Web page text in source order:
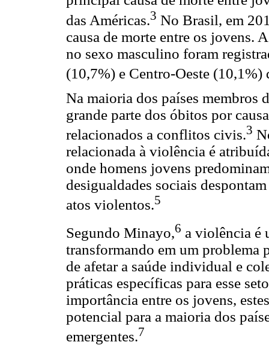
das Américas.3 No Brasil, em
causa de morte entre os jovens.
no sexo masculino foram
(10,7%) e Centro-Oeste (10,1%)
Na maioria dos países membros
grande parte dos óbitos por
relacionados a conflitos civis.3
relacionada à violência é
onde homens jovens
desigualdades sociais
atos violentos.5
Segundo Minayo,6 a violência é
transformando em um problema
de afetar a saúde individual e
práticas específicas para esse
importância entre os jovens,
potencial para a maioria dos
emergentes.7